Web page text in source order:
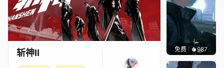
斩神Ⅱ 免费 987辰东